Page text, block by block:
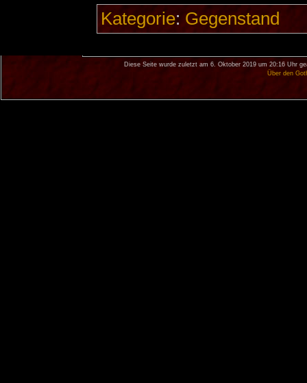
Kategorie: Gegenstand
Diese Seite wurde zuletzt am 6. Oktober 2019 um 20:16 Uhr
Über den